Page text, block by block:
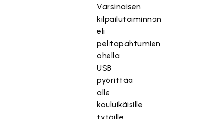
Varsinaisen
kilpailutoiminnan
eli
pelitapahtumien
ohella
USB
pyörittää
alle
kouluikäisille
tytöille